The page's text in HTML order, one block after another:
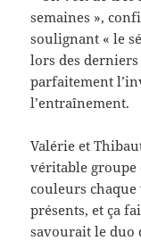
semaines »,
soulignant « le
lors des
parfaitement
l’entraînement.
Valérie et
véritable groupe
couleurs chaque
présents, et ça
savourait le duo